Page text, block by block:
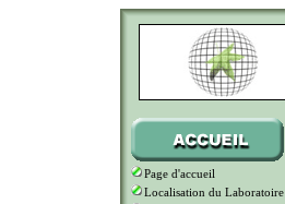
Page d'accueil
Localisation du Laboratoire